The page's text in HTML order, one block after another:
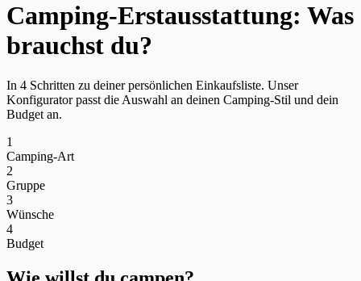
Camping-Erstausstattung: Was
brauchst du?
In 4 Schritten zu deiner persönlichen Einkaufsliste. Unser
Konfigurator passt die Auswahl an deinen Camping-Stil und dein
Budget an.
1
Camping-Art
2
Gruppe
3
Wünsche
4
Budget